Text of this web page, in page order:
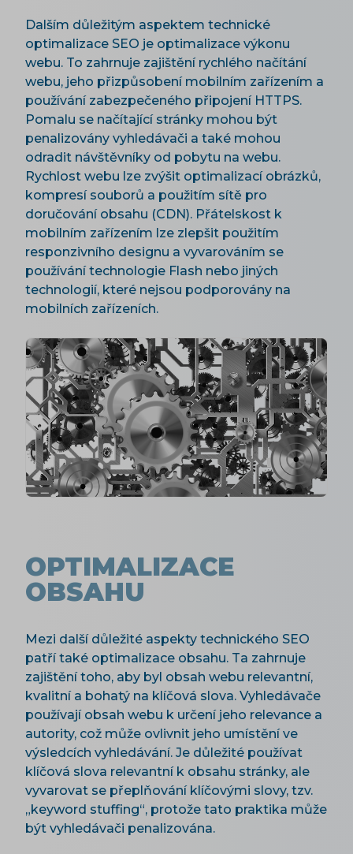
Dalším důležitým aspektem technické
optimalizace SEO je optimalizace výkonu
webu. To zahrnuje zajištění rychlého načítání
webu, jeho přizpůsobení mobilním zařízením a
používání zabezpečeného připojení HTTPS.
Pomalu se načítající stránky mohou být
penalizovány vyhledávači a také mohou
odradit návštěvníky od pobytu na webu.
Rychlost webu lze zvýšit optimalizací obrázků,
kompresí souborů a použitím sítě pro
doručování obsahu (CDN). Přátelskost k
mobilním zařízením lze zlepšit použitím
responzivního designu a vyvarováním se
používání technologie Flash nebo jiných
technologií, které nejsou podporovány na
mobilních zařízeních.
OPTIMALIZACE
OBSAHU
Mezi další důležité aspekty technického SEO
patří také optimalizace obsahu. Ta zahrnuje
zajištění toho, aby byl obsah webu relevantní,
kvalitní a bohatý na klíčová slova. Vyhledávače
používají obsah webu k určení jeho relevance a
autority, což může ovlivnit jeho umístění ve
výsledcích vyhledávání. Je důležité používat
klíčová slova relevantní k obsahu stránky, ale
vyvarovat se přeplňování klíčovými slovy, tzv.
„keyword stuffing“, protože tato praktika může
být vyhledávači penalizována.